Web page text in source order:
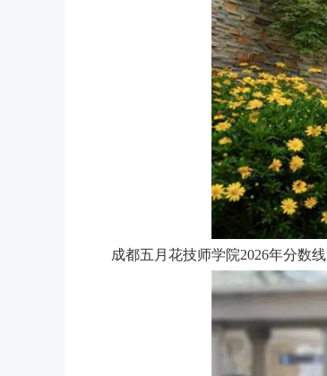
成都五月花技师学院2026年分数线